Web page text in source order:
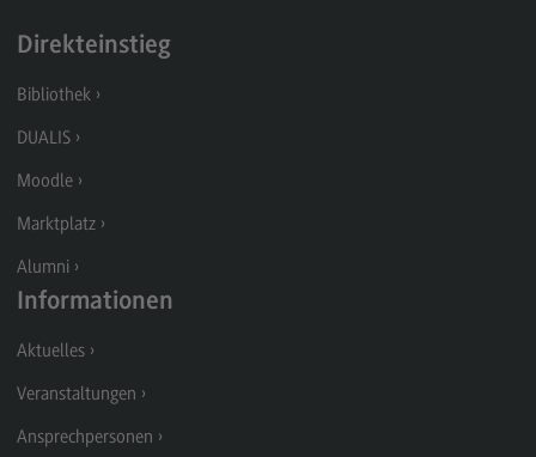
Berufsperspektiven
Kontakt
Maschinenbau
Maschinenbau
Profil-O-Mat Maschinenbau
Rahmenbedingungen
Modulangebot
Berufsperspektiven
Kontakt
Master of Business Administration
Direkteinstieg
Bibliothek
DUALIS
Moodle
Marktplatz
Alumni
Informationen
Aktuelles
Veranstaltungen
Ansprechpersonen